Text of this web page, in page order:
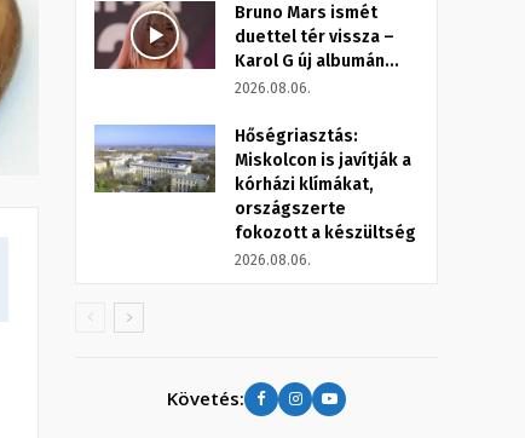
Bruno Mars ismét
duettel tér vissza –
Karol G új albumán...
2026.08.06.
Hőségriasztás:
Miskolcon is javítják a
kórházi klímákat,
országszerte
fokozott a készültség
2026.08.06.
Követés: